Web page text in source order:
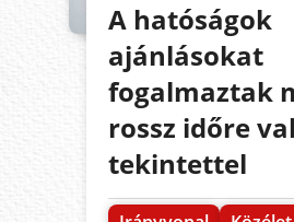
A hatóságok
ajánlásokat
fogalmaztak
rossz időre
tekintettel